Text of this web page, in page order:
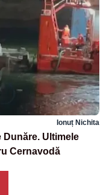
Ionuț Nichita
Ultimele
Cernavodă